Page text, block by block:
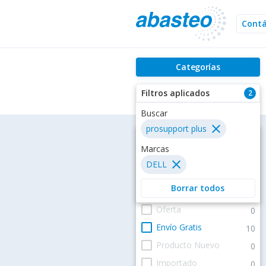
Categorías
2
Filtros aplicados
Buscar
close
prosupport plus
Marcas
close
DELL
Borrar todos
Filtros
Estatus
En existencia
check_box_outline_blank Oferta 0
check_box_outline_blank Envío Gratis 10
check_box_outline_blank Producto Nuevo 0
check_box_outline_blank Importado